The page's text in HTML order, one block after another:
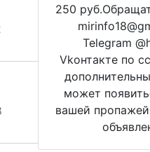
250
Telegram
Vkонтакте по
может
вашей